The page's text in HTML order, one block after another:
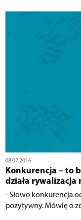
08.07.2016
Konkurencja – to
działa rywalizacja
- Słowo konkurencja
pozytywny. Mówię o